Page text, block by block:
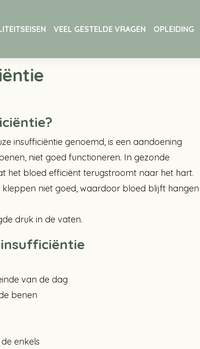
VEEL GESTELDE VRAGEN OPLEIDING
insufficiëntie genoemd, is een aandoening
niet goed functioneren. In gezonde
het bloed efficiënt terugstroomt naar het hart.
kleppen niet goed, waardoor bloed blijft hangen
druk in de vaten.
van de dag
benen
enkels